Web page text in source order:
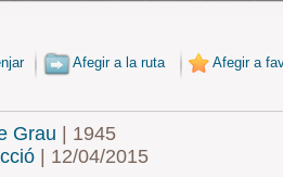
Afegir a la ruta
Afegir a
Grau | 1945
| 12/04/2015